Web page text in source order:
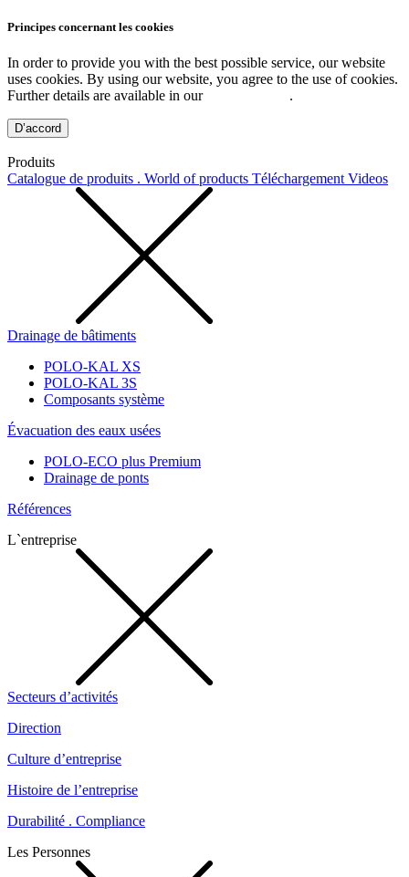
Principes concernant les cookies
In order to provide you with the best possible service, our website
uses cookies. By using our website, you agree to the use of cookies.
Further details are available in our
.
D’accord
Produits
Catalogue de produits . World of products Téléchargement Videos
Drainage de bâtiments
POLO-KAL XS
POLO-KAL 3S
Composants système
Évacuation des eaux usées
POLO-ECO plus Premium
Drainage de ponts
Références
L`entreprise
Secteurs d’activités
Direction
Culture d’entreprise
Histoire de l’entreprise
Durabilité . Compliance
Les Personnes